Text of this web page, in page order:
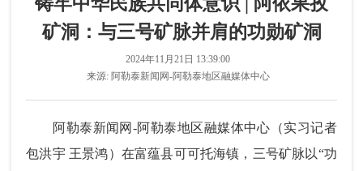
矿洞：与三号矿脉并肩的功勋矿洞
2024年11月21日 13:39:00
来源: 阿勒泰新闻网-阿勒泰地区融媒体中心
阿勒泰新闻网-阿勒泰地区融媒体中心（实习记者
包洪宇 王景鸿）在富蕴县可可托海镇，三号矿脉以“功